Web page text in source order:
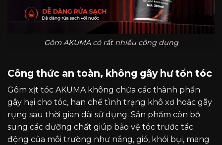
Gôm AKUMA có rất nhiều công dụng
Công thức an toàn, không gây hư tổn tóc
Gôm xịt tóc AKUMA không chứa các thành phần
gây hại cho tóc, hạn chế tình trạng khô xơ hoặc gãy
rụng sau thời gian dài sử dụng. Sản phẩm còn bổ
sung các dưỡng chất giúp bảo vệ tóc trước tác
động của môi trường như nắng, gió, khói bụi, mang